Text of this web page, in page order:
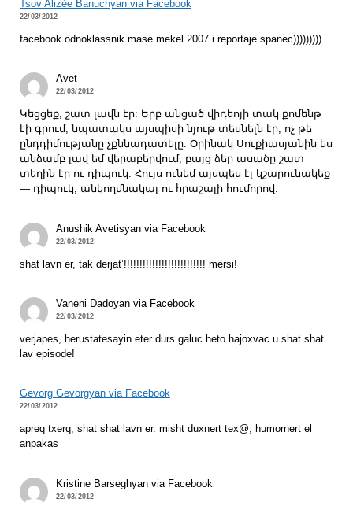
Tsov Alizée Banuchyan via Facebook
22/03/2012
facebook odnoklassnik mase mekel 2007 i reportaje spanec)))))))))
Avet
22/03/2012
Կեցցեք, շատ լավն էր: Երբ անցած վիդեոյի տակ քոմենթ
էի գրում, նպատակս այսպիսի նյութ տեսնելն էր, ոչ թե
ընդդիմությանը չքննադատելը: Օրինակ Սուքիասյանին ես
անձամբ լավ եմ վերաբերվում, բայց ձեր ասածը շատ
տեղին էր ու դիպուկ: Հույս ունեմ այսպես էլ կշարունակեք
— դիպուկ, անկողմնակալ ու հրաշալի հումորով:
Anushik Avetisyan via Facebook
22/03/2012
shat lavn er, tak derjat’!!!!!!!!!!!!!!!!!!!!!!!!!! mersi!
Vaneni Dadoyan via Facebook
22/03/2012
verjapes, herustatesayin eter durs galuc heto hajoxvac u shat shat
lav episode!
Gevorg Gevorgyan via Facebook
22/03/2012
apreq txerq, shat shat lavn er. misht duxnert tex@, humornert el
anpakas
Kristine Barseghyan via Facebook
22/03/2012